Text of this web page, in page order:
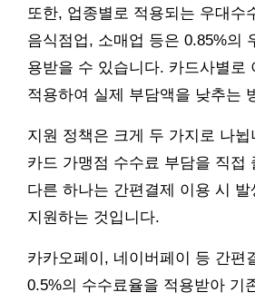
또한, 업종별로 적용되는 우대수
음식점업, 소매업 등은 0.85%의
용받을 수 있습니다. 카드사별로
적용하여 실제 부담액을 낮추는
지원 정책은 크게 두 가지로 나
카드 가맹점 수수료 부담을 직접
다른 하나는 간편결제 이용 시
지원하는 것입니다.
카카오페이, 네이버페이 등 간편
0.5%의 수수료율을 적용받아 기